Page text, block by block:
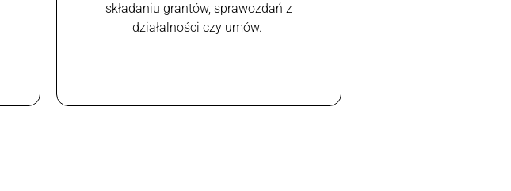
składaniu grantów, sprawozdań z
działalności czy umów.